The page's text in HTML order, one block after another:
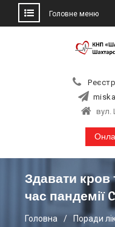
Головне меню
вул.
Здавати кров
час пандемії
Головна
Поради